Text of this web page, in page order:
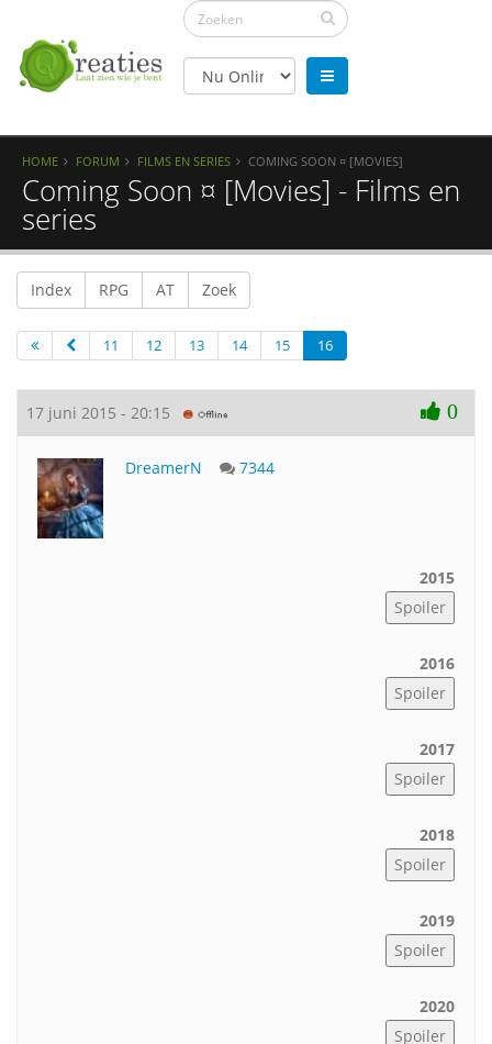
HOME FORUM FILMS EN SERIES COMING SOON ¤ [MOVIES]
Coming Soon ¤ [Movies] - Films en
series
Index RPG AT Zoek
11 12 13 14 15 16
17 juni 2015 - 20:15 0
DreamerN 7344
2015
2016
2017
2018
2019
2020